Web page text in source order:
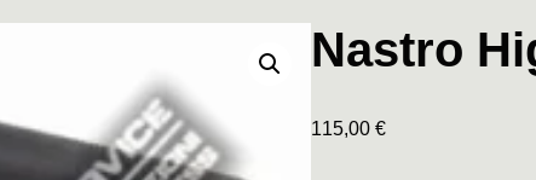
Nastro
115,00 €